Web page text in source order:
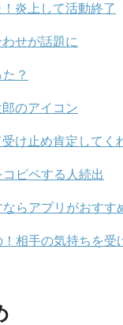
炎上して活動終了
せが話題に
？
のアイコン
け止め肯定してく
ピペする人続出
らアプリがおすす
相手の気持ちを受